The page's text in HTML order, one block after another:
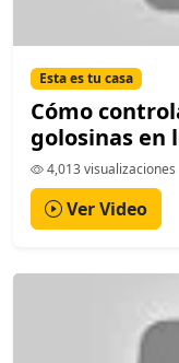
Esta es tu casa
Cómo
golosinas en
4,013 visualizaciones
Ver Video